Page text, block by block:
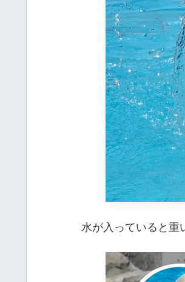
水が入っていると重